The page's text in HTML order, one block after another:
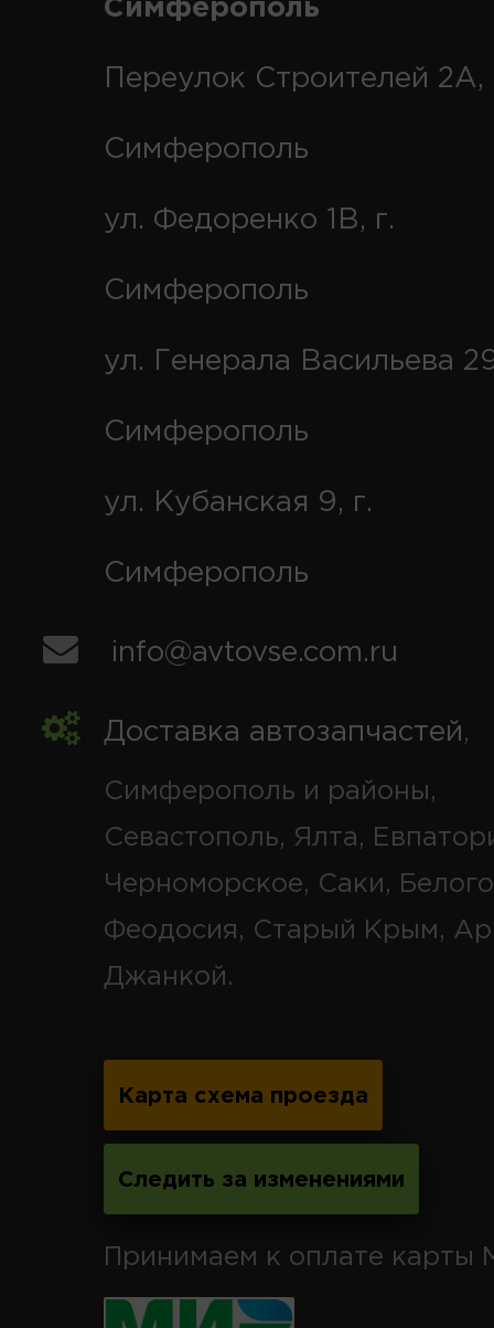
Симферополь
Переулок Строителей 2А,
Симферополь
ул. Федоренко 1В, г.
Симферополь
ул. Генерала Васильева
Симферополь
ул. Кубанская 9, г.
Симферополь
info@avtovse.com.ru
Доставка автозапчастей,
Симферополь и районы,
Севастополь, Ялта,
Черноморское, Саки,
Феодосия, Старый Крым,
Джанкой.
Карта схема проезда
Следить за изменениями
Принимаем к оплате карты